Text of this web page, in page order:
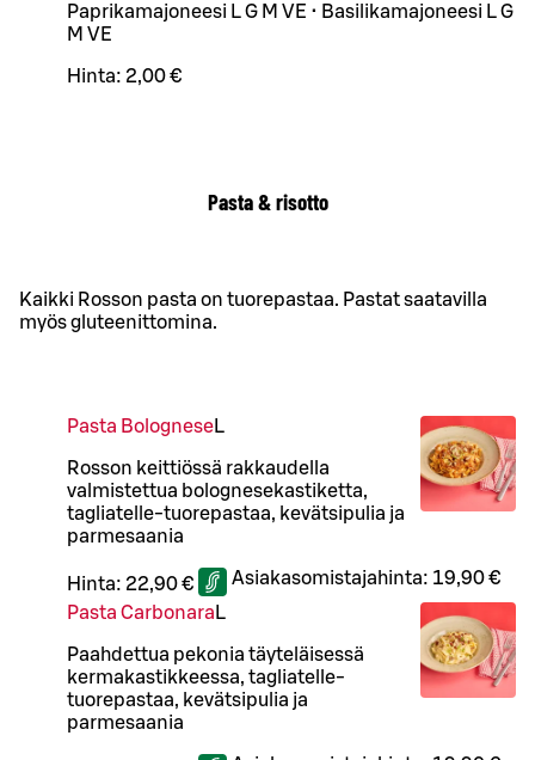
Paprikamajoneesi L G M VE • Basilikamajoneesi L G
M VE
Hinta: 2,00 €
Pasta & risotto
Kaikki Rosson pasta on tuorepastaa. Pastat saatavilla
myös gluteenittomina.
Pasta BologneseL
Rosson keittiössä rakkaudella
valmistettua bolognesekastiketta,
tagliatelle-tuorepastaa, kevätsipulia ja
parmesaania
Hinta: 22,90 € Asiakasomistajahinta: 19,90 €
Pasta Carbonara L
Paahdettua pekonia täyteläisessä
kermakastikkeessa, tagliatelle-
tuorepastaa, kevätsipulia ja
parmesaania